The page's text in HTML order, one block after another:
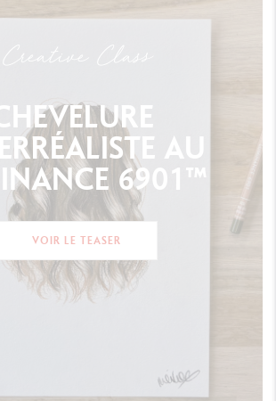
Creative Class
AU
6901™
VOIR LE TEASER